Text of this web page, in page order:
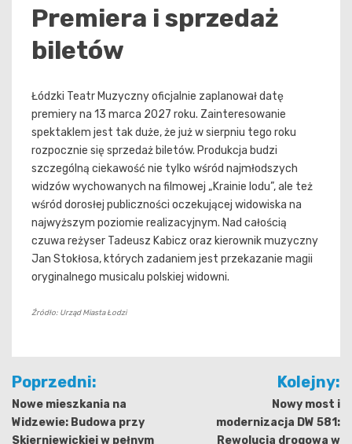
Premiera i sprzedaż
biletów
Łódzki Teatr Muzyczny oficjalnie zaplanował datę
premiery na 13 marca 2027 roku. Zainteresowanie
spektaklem jest tak duże, że już w sierpniu tego roku
rozpocznie się sprzedaż biletów. Produkcja budzi
szczególną ciekawość nie tylko wśród najmłodszych
widzów wychowanych na filmowej „Krainie lodu”, ale też
wśród dorosłej publiczności oczekującej widowiska na
najwyższym poziomie realizacyjnym. Nad całością
czuwa reżyser Tadeusz Kabicz oraz kierownik muzyczny
Jan Stokłosa, których zadaniem jest przekazanie magii
oryginalnego musicalu polskiej widowni.
Źródło: Urząd Miasta Łodzi
Nawigacja
wpisu
Poprzedni:
Nowe mieszkania na
Widzewie: Budowa przy
Skierniewickiej w pełnym
Kolejny:
Nowy most i
modernizacja DW 581:
Rewolucja drogowa w